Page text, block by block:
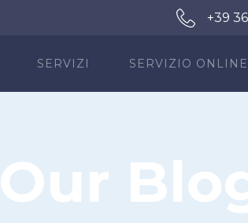
+39
SERVIZI SERVIZIO ONLINE
Our